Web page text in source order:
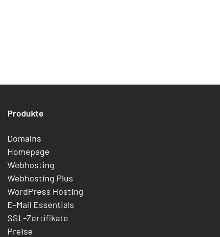
Produkte
Domains
Homepage
Webhosting
Webhosting Plus
WordPress Hosting
E-Mail Essentials
SSL-Zertifikate
Preise